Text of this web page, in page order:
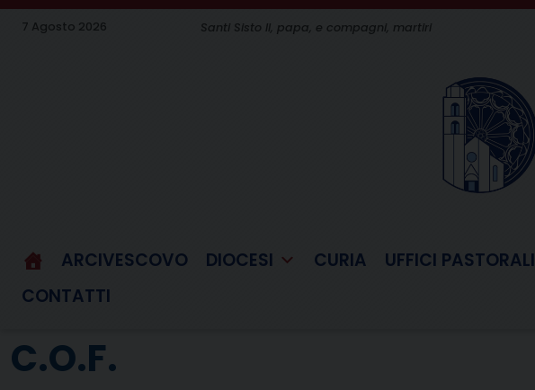
Skip
7 Agosto 2026 Santi Sisto II, papa, e compagni, martiri
ARCIVESCOVO DIOCESI CURIA UFFICI PASTORALI
CONTATTI
C.O.F.